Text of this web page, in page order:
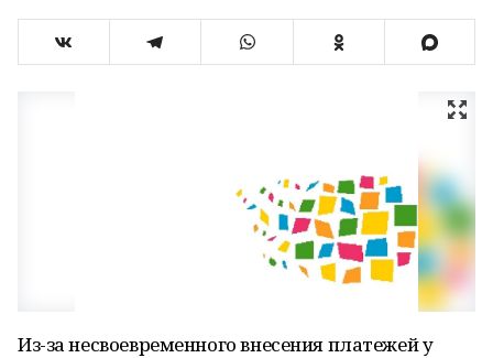
Из-за несвоевременного внесения платежей у